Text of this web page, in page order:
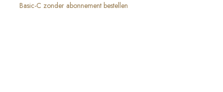
aantal
Basic-C zonder abonnement bestellen